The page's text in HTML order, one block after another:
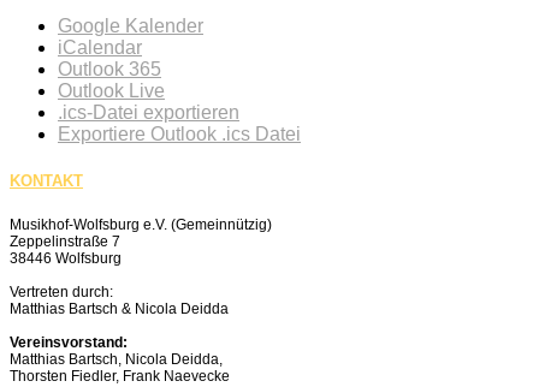
Google Kalender
iCalendar
Outlook 365
Outlook Live
.ics-Datei exportieren
Exportiere Outlook .ics Datei
KONTAKT
Musikhof-Wolfsburg e.V. (Gemeinnützig)
Zeppelinstraße 7
38446 Wolfsburg
Vertreten durch:
Matthias Bartsch & Nicola Deidda
Vereinsvorstand:
Matthias Bartsch, Nicola Deidda,
Thorsten Fiedler, Frank Naevecke